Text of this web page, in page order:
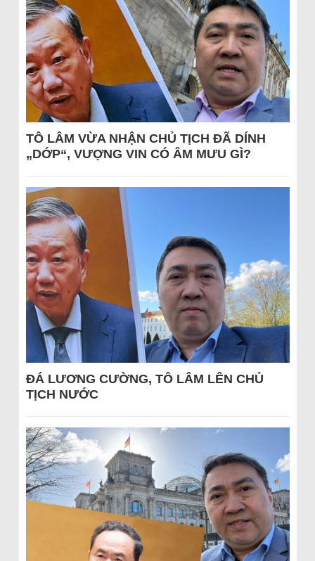
TÔ LÂM VỪA NHẬN CHỦ TỊCH ĐÃ DÍNH
„DỚP“, VƯỢNG VIN CÓ ÂM MƯU GÌ?
ĐÁ LƯƠNG CƯỜNG, TÔ LÂM LÊN CHỦ
TỊCH NƯỚC